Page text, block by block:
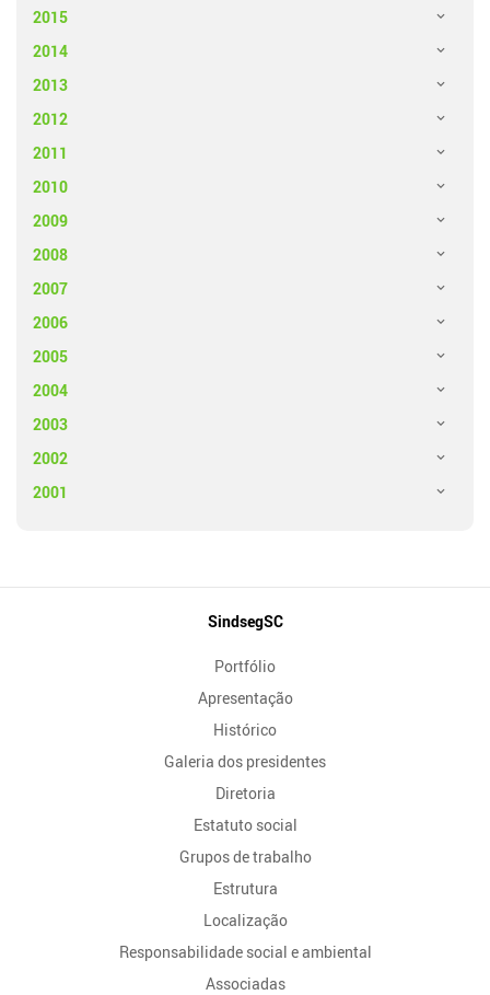
2015
2014
2013
2012
2011
2010
2009
2008
2007
2006
2005
2004
2003
2002
2001
SindsegSC
Portfólio
Apresentação
Histórico
Galeria dos presidentes
Diretoria
Estatuto social
Grupos de trabalho
Estrutura
Localização
Responsabilidade social e ambiental
Associadas